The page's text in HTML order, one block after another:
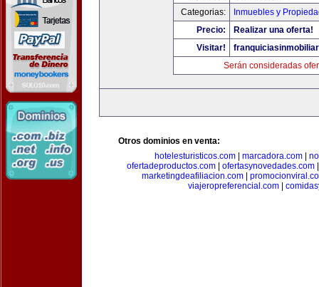
Categorias:
Inmuebles y
Precio:
Realizar una oferta!
Visitar!
Serán consideradas
Otros dominios en venta:
hotelesturisticos.com
marcadora.com
ofertadeproductos.com| ofertasynovedades.com
marketingdeafiliacion.com|
viajeropreferencial.com